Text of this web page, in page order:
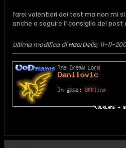
farei volentieri dei test ma non mi
anche a seguire il consiglio del post
Ultima modifica diHaerDelis; 11-11-